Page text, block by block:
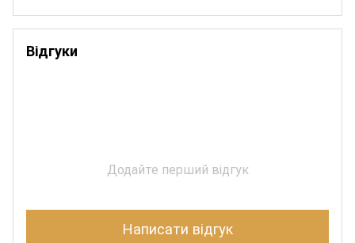
Відгуки
Додайте перший відгук
Написати відгук